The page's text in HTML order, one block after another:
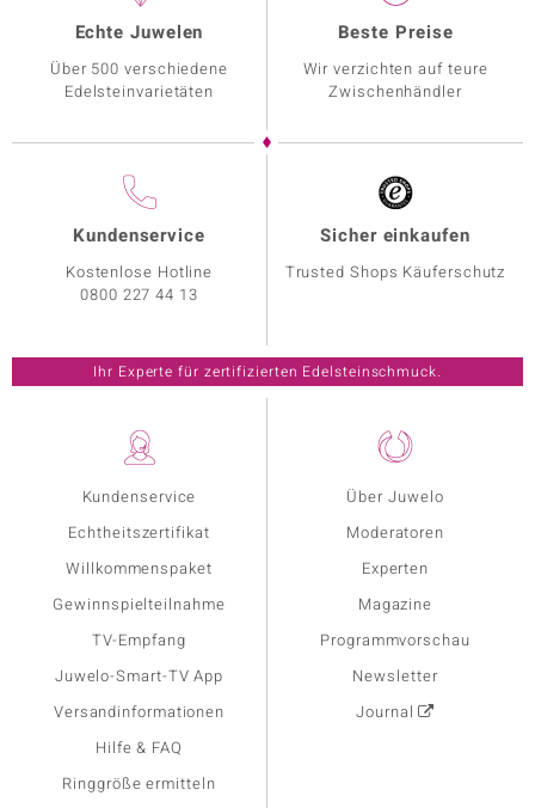
Kundenservice
Echtheitszertifikat
Willkommenspaket
Gewinnspielteilnahme
TV-Empfang
Juwelo-Smart-TV App
Versandinformationen
Hilfe & FAQ
Ringgröße ermitteln
Über Juwelo
Moderatoren
Experten
Magazine
Programmvorschau
Newsletter
Journal
Echte Juwelen
Über 500 verschiedene
Edelsteinvarietäten
Beste Preise
Wir verzichten auf teure
Zwischenhändler
Kundenservice
Kostenlose Hotline
0800 227 44 13
Sicher einkaufen
Trusted Shops Käuferschutz
Ihr Experte für zertifizierten Edelsteinschmuck.